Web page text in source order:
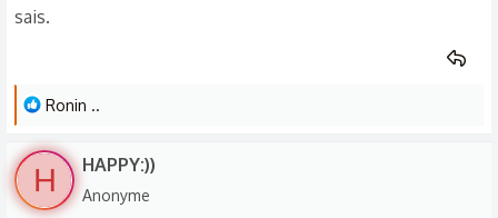
sais.
L
s
r
é
Ronin ..
H HAPPY:))
Anonyme